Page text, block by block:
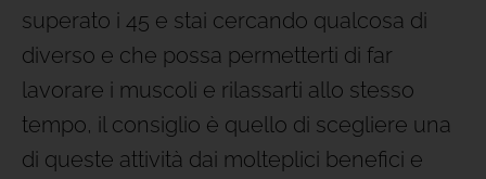
superato i 45 e stai cercando qualcosa di
diverso e che possa permetterti di far
lavorare i muscoli e rilassarti allo stesso
tempo, il consiglio è quello di scegliere una
di queste attività dai molteplici benefici e